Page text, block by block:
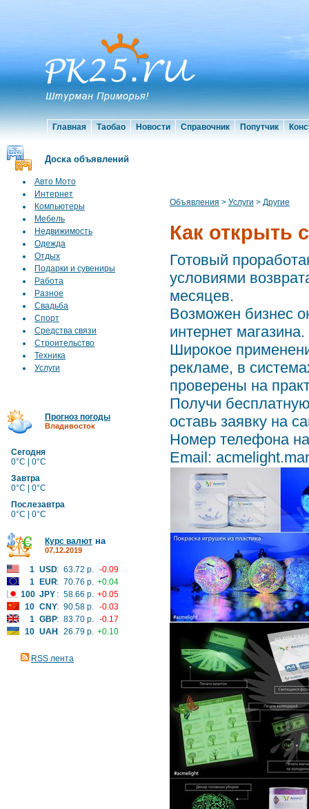
Главная Таобао Новости Справочник Попутчик
Доска объявлений
Авто Мото
Интернет
Компьютеры
Мебель
Недвижимость
Одежда
Отдых
Подарки и сувениры
Работа
Разное
Свадьба
Спорт
Средства связи
Строительство
Техника
Услуги
Прогноз погоды
Владивосток
Сегодня
0°C | 0°C
Завтра
0°C | 0°C
Послезавтра
0°C | 0°C
Курс валют на
07.12.2019
1 USD: 63.72 р. -0.09
1
EUR: 70.76 р. +0.04
100 JPY : 58.66 р. +0.05
10 CNY: 90.58 р. -0.03
1 GBP: 83.70 р. -0.17
10 UAH: 26.79 р. +0.10
RSS лента
Объявления > Услуги > Другие
Как открыть
Готовый
условиями
месяцев.
Возможен бизнес
интернет магазина.
Широкое
рекламе, в
проверены на
Получи
оставь заявку на
Номер телефона
Email: